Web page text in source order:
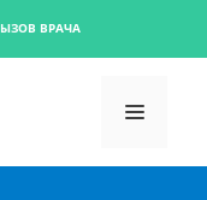
ВРАЧА